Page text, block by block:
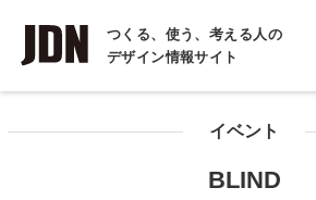
つくる、使う、考える人の
デザイン情報サイト
INTERVIEW
インタビュー
イベント
BLIND